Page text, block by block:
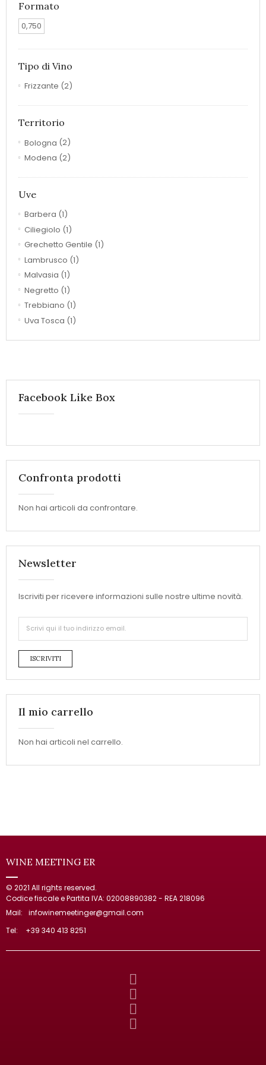
Formato
0,750
Tipo di Vino
Frizzante (2)
Territorio
Bologna (2)
Modena (2)
Uve
Barbera (1)
Ciliegiolo (1)
Grechetto Gentile (1)
Lambrusco (1)
Malvasia (1)
Negretto (1)
Trebbiano (1)
Uva Tosca (1)
Facebook Like Box
Confronta prodotti
Non hai articoli da confrontare.
Newsletter
Iscriviti per ricevere informazioni sulle nostre ultime novità.
ISCRIVITI
Il mio carrello
Non hai articoli nel carrello.
WINE MEETING ER
© 2021 All rights reserved.
Codice fiscale e Partita IVA: 02008890382 - REA 218096
Mail:
infowinemeetinger@gmail.com
Tel:
+39 340 413 8251